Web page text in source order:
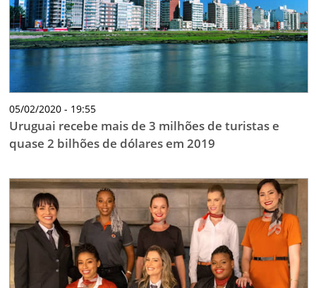
05/02/2020 - 19:55
Uruguai recebe mais de 3 milhões de turistas e
quase 2 bilhões de dólares em 2019